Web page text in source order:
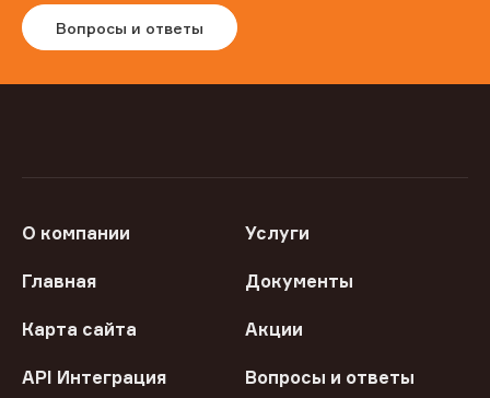
Вопросы и ответы
О компании Услуги
Главная Документы
Карта сайта Акции
API Интеграция Вопросы и ответы